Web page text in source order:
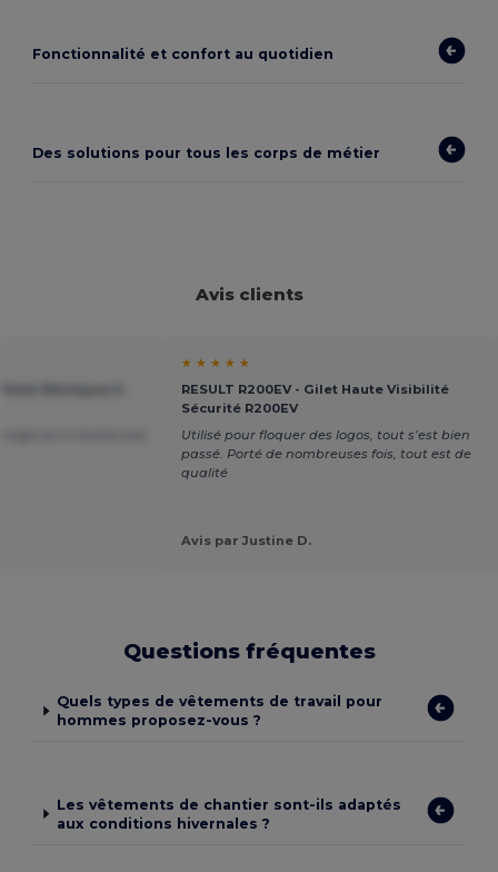
Fonctionnalité et confort au quotidien
Des solutions pour tous les corps de métier
Avis clients
★ ★ ★ ★ ★
RESULT R200EV - Gilet Haute Visibilité
Sécurité R200EV
Utilisé pour floquer des logos, tout s’est bien
passé. Porté de nombreuses fois, tout est de
qualité
Avis par Justine D.
Questions fréquentes
Quels types de vêtements de travail pour
hommes proposez-vous ?
Les vêtements de chantier sont-ils adaptés
aux conditions hivernales ?